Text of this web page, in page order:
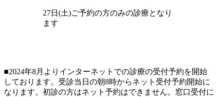
27日(土)ご予約の方のみの診療となり
ます
■2024年8月よりインターネットでの診療の受付予約を開始
しております。受診当日の朝8時からネット受付予約開始に
なります。初診の方はネット予約はできません。窓口受付に